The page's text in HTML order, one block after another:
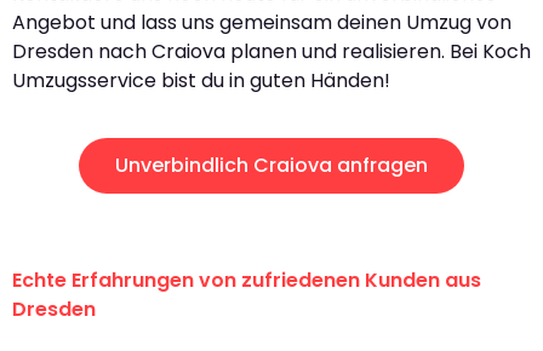
Angebot und lass uns gemeinsam deinen Umzug von
Dresden nach Craiova planen und realisieren. Bei Koch
Umzugsservice bist du in guten Händen!
Unverbindlich Craiova anfragen
Echte Erfahrungen von zufriedenen Kunden aus
Dresden